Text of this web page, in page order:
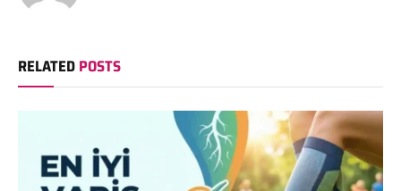
RELATEDPOSTS